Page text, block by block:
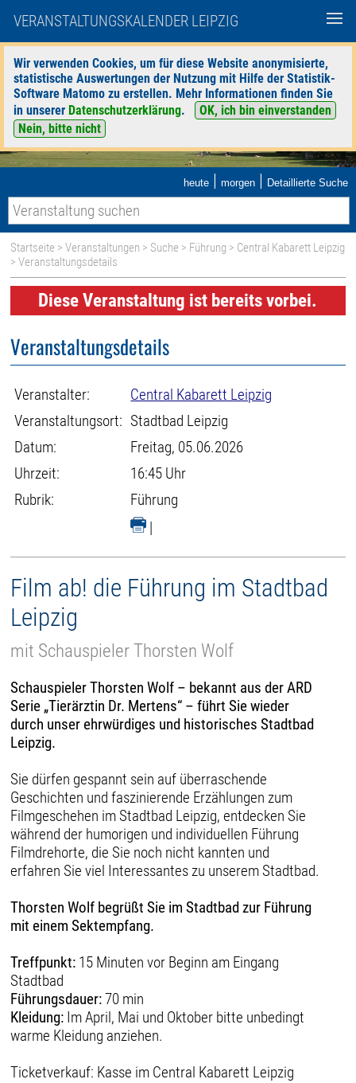
VERANSTALTUNGSKALENDER LEIPZIG
Wir verwenden Cookies, um für diese Website anonymisierte,
statistische Auswertungen der Nutzung mit Hilfe der Statistik-
Software Matomo zu erstellen. Mehr Informationen finden Sie
in unserer Datenschutzerklärung.
OK, ich bin einverstanden
Nein, bitte nicht
heute | morgen | Detaillierte Suche
Startseite >Veranstaltungen > Suche > Führung > Central Kabarett Leipzig
> Veranstaltungsdetails
Diese Veranstaltung ist bereits vorbei.
Veranstaltungsdetails
Veranstalter:
Central Kabarett Leipzig
Veranstaltungsort: Stadtbad Leipzig
Datum:
Freitag, 05.06.2026
Uhrzeit:
16:45 Uhr
Rubrik:
Führung
|
Film ab! die Führung im Stadtbad
Leipzig
mit Schauspieler Thorsten Wolf
Schauspieler Thorsten Wolf – bekannt aus der ARD
Serie „Tierärztin Dr. Mertens“ – führt Sie wieder
durch unser ehrwürdiges und historisches Stadtbad
Leipzig.
Sie dürfen gespannt sein auf überraschende
Geschichten und faszinierende Erzählungen zum
Filmgeschehen im Stadtbad Leipzig, entdecken Sie
während der humorigen und individuellen Führung
Filmdrehorte, die Sie noch nicht kannten und
erfahren Sie viel Interessantes zu unserem Stadtbad.
Thorsten Wolf begrüßt Sie im Stadtbad zur Führung
mit einem Sektempfang.
Treffpunkt: 15 Minuten vor Beginn am Eingang
Stadtbad
Führungsdauer:70 min
Kleidung: Im April, Mai und Oktober bitte unbedingt
warme Kleidung anziehen.
Ticketverkauf: Kasse im Central Kabarett Leipzig